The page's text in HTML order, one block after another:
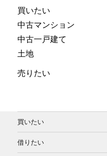
買いたい
中古マンション
中古一戸建て
土地
売りたい
買いたい
借りたい